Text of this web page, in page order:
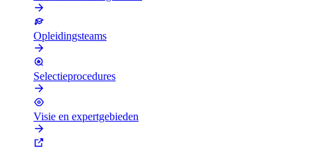
Opleidingsteams
Selectieprocedures
Visie en expertgebieden